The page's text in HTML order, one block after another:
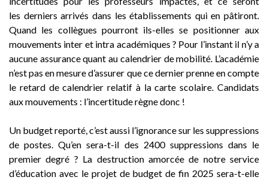
les derniers arrivés dans les établissements qui en pâtiront.
Quand les collègues pourront ils-elles se positionner aux
mouvements inter et intra académiques ? Pour l’instant il n’y a
aucune assurance quant au calendrier de mobilité. L’académie
n’est pas en mesure d’assurer que ce dernier prenne en compte
le retard de calendrier relatif à la carte scolaire. Candidats
aux mouvements : l’incertitude règne donc !
Un budget reporté, c’est aussi l’ignorance sur les suppressions
de postes. Qu’en sera-t-il des 2400 suppressions dans le
premier degré ? La destruction amorcée de notre service
d’éducation avec le projet de budget de fin 2025 sera-t-elle